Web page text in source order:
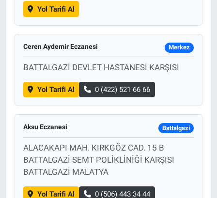
Yol Tarifi Al
Ceren Aydemir Eczanesi Merkez
BATTALGAZİ DEVLET HASTANESİ KARŞISI
Yol Tarifi Al 0 (422) 521 66 66
Aksu Eczanesi Battalgazi
ALACAKAPI MAH. KIRKGÖZ CAD. 15 B
BATTALGAZİ SEMT POLİKLİNİĞİ KARŞISI
BATTALGAZİ MALATYA
Yol Tarifi Al 0 (506) 443 34 44